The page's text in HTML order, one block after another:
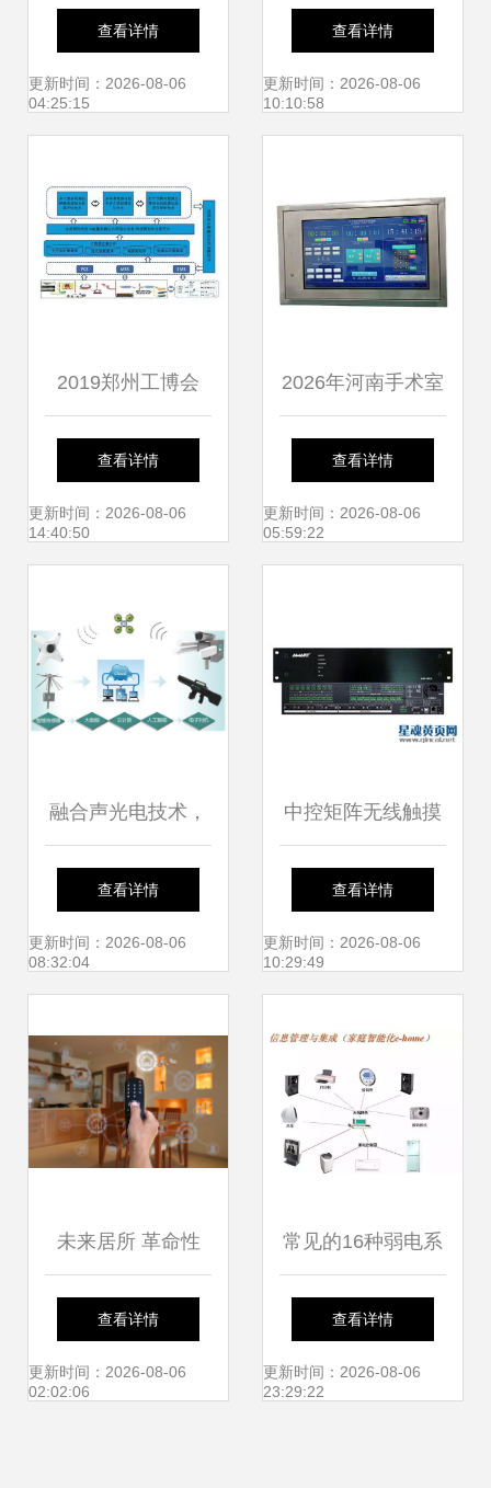
Partyhouse派对屋
北斗星智享系列
Soundbar与控制系
统集成的极致体验
查看详情
更新时间：2026-08-06
04:25:15
能控制系统的集成
化路径与行业重构
查看详情
更新时间：2026-08-06
10:10:58
2019郑州工博会
工业智能制造的集
成优化 如何看懂工
查看详情
更新时间：2026-08-06
14:40:50
2026年河南手术室
智能控制面板厂家
性价比深度解析 集
查看详情
更新时间：2026-08-06
05:59:22
融合声光电技术，
全盛科技打造500
米低空反无人机安
查看详情
更新时间：2026-08-06
08:32:04
中控矩阵无线触摸
屏 会议系统智能控
制集成的理想选择
查看详情
更新时间：2026-08-06
10:29:49
未来居所 革命性
EcoSmart智能家居
系统全解析
查看详情
更新时间：2026-08-06
02:02:06
常见的16种弱电系
统结构图解！智能
控制系统集成详解
查看详情
更新时间：2026-08-06
23:29:22